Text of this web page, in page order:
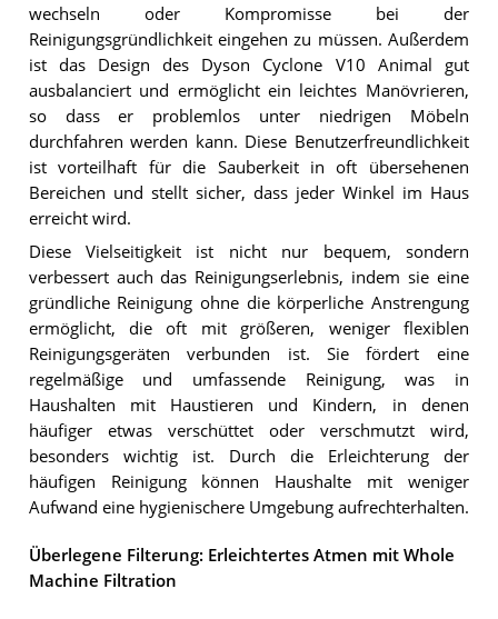
wechseln oder Kompromisse bei der
Reinigungsgründlichkeit eingehen zu müssen. Außerdem
ist das Design des Dyson Cyclone V10 Animal gut
ausbalanciert und ermöglicht ein leichtes Manövrieren,
so dass er problemlos unter niedrigen Möbeln
durchfahren werden kann. Diese Benutzerfreundlichkeit
ist vorteilhaft für die Sauberkeit in oft übersehenen
Bereichen und stellt sicher, dass jeder Winkel im Haus
erreicht wird.
Diese Vielseitigkeit ist nicht nur bequem, sondern
verbessert auch das Reinigungserlebnis, indem sie eine
gründliche Reinigung ohne die körperliche Anstrengung
ermöglicht, die oft mit größeren, weniger flexiblen
Reinigungsgeräten verbunden ist. Sie fördert eine
regelmäßige und umfassende Reinigung, was in
Haushalten mit Haustieren und Kindern, in denen
häufiger etwas verschüttet oder verschmutzt wird,
besonders wichtig ist. Durch die Erleichterung der
häufigen Reinigung können Haushalte mit weniger
Aufwand eine hygienischere Umgebung aufrechterhalten.
Überlegene Filterung: Erleichtertes Atmen mit Whole
Machine Filtration